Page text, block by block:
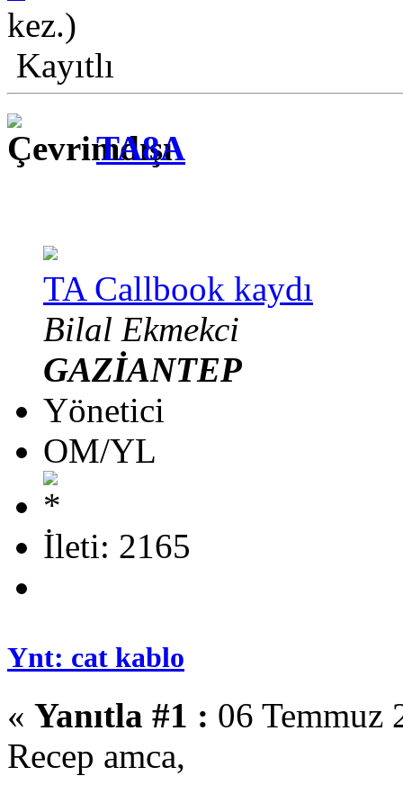
kez.)
Kayıtlı
TA8A
TA Callbook kaydı
Bilal Ekmekci
GAZİANTEP
Yönetici
OM/YL
İleti: 2165
Ynt: cat kablo
« Yanıtla #1 : 06 Temmuz
Recep amca,